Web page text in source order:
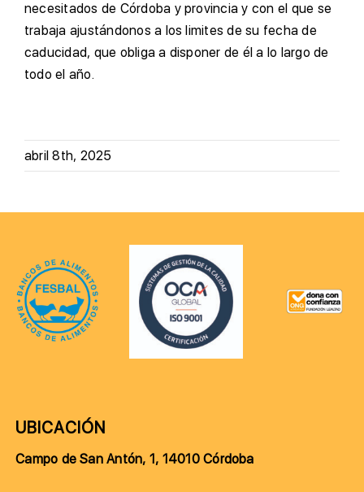
necesitados de Córdoba y provincia y con el que se
trabaja ajustándonos a los limites de su fecha de
caducidad, que obliga a disponer de él a lo largo de
todo el año.
abril 8th, 2025
UBICACIÓN
Campo de San Antón, 1, 14010 Córdoba